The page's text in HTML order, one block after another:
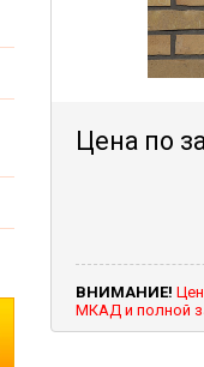
Цена по
ВНИМАНИЕ!
МКАД и полной